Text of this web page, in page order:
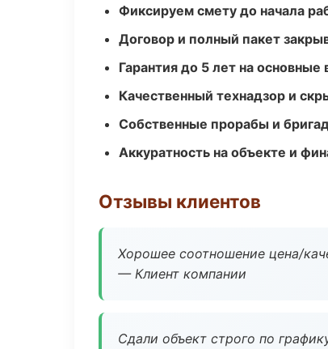
Фиксируем смету до начала
Договор и полный пакет
Гарантия до 5 лет на
Качественный технадзор и
Собственные прорабы и
Аккуратность на объекте и
Отзывы клиентов
Хорошее соотношение цена/
— Клиент компании
Сдали объект строго по